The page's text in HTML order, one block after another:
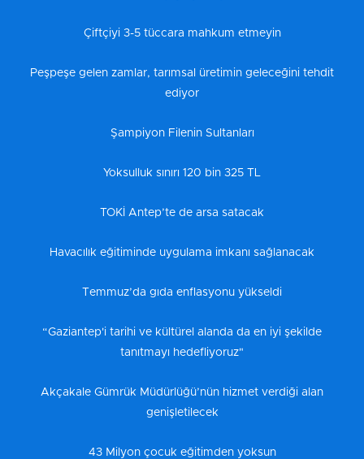
Çiftçiyi 3-5 tüccara mahkum etmeyin
Peşpeşe gelen zamlar, tarımsal üretimin geleceğini tehdit
ediyor
Şampiyon Filenin Sultanları
Yoksulluk sınırı 120 bin 325 TL
TOKİ Antep’te de arsa satacak
Havacılık eğitiminde uygulama imkanı sağlanacak
Temmuz’da gıda enflasyonu yükseldi
“Gaziantep'i tarihi ve kültürel alanda da en iyi şekilde
tanıtmayı hedefliyoruz"
Akçakale Gümrük Müdürlüğü’nün hizmet verdiği alan
genişletilecek
43 Milyon çocuk eğitimden yoksun